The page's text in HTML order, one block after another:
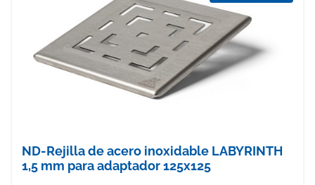
ND-Rejilla de acero inoxidable LABYRINTH
1,5 mm para adaptador 125x125